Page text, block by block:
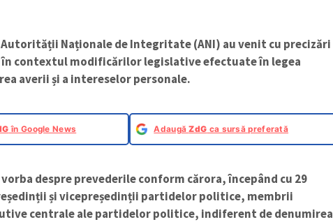
Naționale de Integritate (ANI) au venit cu precizări
contextul modificărilor legislative efectuate în legea
averii și a intereselor personale.
în Google News AdaugăZdG ca sursă preferată
despre prevederile conform cărora, începând cu 29
și vicepreședinții partidelor politice, membrii
centrale ale partidelor politice, indiferent de denumirea